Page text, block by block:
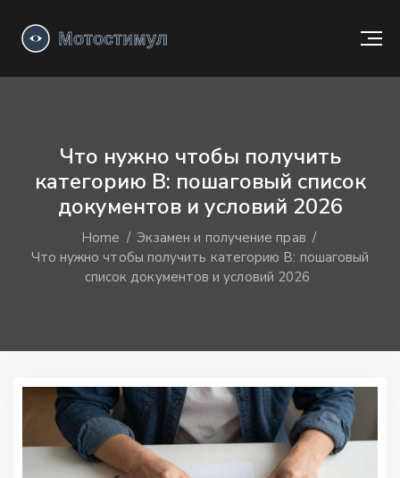
Что нужно чтобы получить
категорию В: пошаговый список
документов и условий 2026
Home
Экзамен и получение прав
Что нужно чтобы получить категорию В: пошаговый
список документов и условий 2026